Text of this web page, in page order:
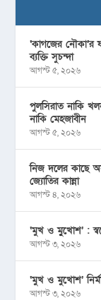
‘কাগজের নৌকা’র
ব্যক্তি সুচন্দা
আগস্ট ৫, ২০২৬
পুলসিরাত নাকি
নাকি মেহজাবীন
আগস্ট ৫, ২০২৬
নিজ দলের কাছে
জ্যোতির কান্না
আগস্ট ৪, ২০২৬
‘মুখ ও মু্খোশ’ :
আগস্ট ৩, ২০২৬
‘মুখ ও মুখোশ’
আগস্ট ৩, ২০২৬